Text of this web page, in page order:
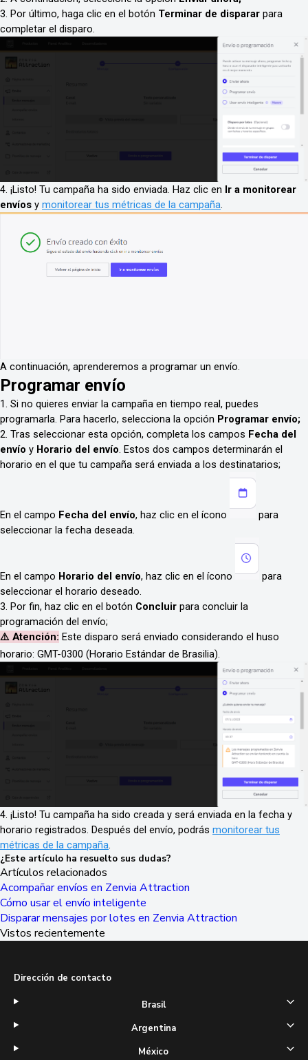
3. Por último, haga clic en el botón Terminar de disparar para
completar el disparo.
4. ¡Listo! Tu campaña ha sido enviada. Haz clic en Ir a monitorear
envíos y monitorear tus métricas de la campaña.
A continuación, aprenderemos a programar un envío.
Programar envío
1. Si no quieres enviar la campaña en tiempo real, puedes
programarla. Para hacerlo, selecciona la opción Programar envío;
2. Tras seleccionar esta opción, completa los campos Fecha del
envío y Horario del envío . Estos dos campos determinarán el
horario en el que tu campaña será enviada a los destinatarios;
En el campo Fecha del envío, haz clic en el ícono
para
seleccionar la fecha deseada.
En el campo Horario del envío, haz clic en el ícono
para
seleccionar el horario deseado.
3. Por fin, haz clic en el botón Concluir para concluir la
programación del envío;
⚠️ Atención: Este disparo será enviado considerando el huso
horario: GMT-0300 (Horario Estándar de Brasilia).
4. ¡Listo! Tu campaña ha sido creada y será enviada en la fecha y
horario registrados. Después del envío, podrás monitorear tus
métricas de la campaña.
¿Este artículo ha resuelto sus dudas?
Artículos relacionados
Acompañar envíos en Zenvia Attraction
Cómo usar el envío inteligente
Disparar mensajes por lotes en Zenvia Attraction
Vistos recientemente
Dirección de contacto
Brasil
Argentina
México